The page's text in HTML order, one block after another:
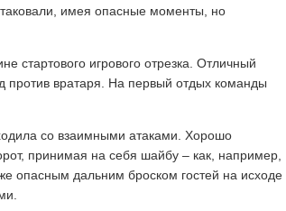
имея опасные моменты, но
стартового игрового отрезка. Отличный
вратаря. На первый отдых команды
со взаимными атаками. Хорошо
принимая на себя шайбу – как, например,
опасным дальним броском гостей на исходе